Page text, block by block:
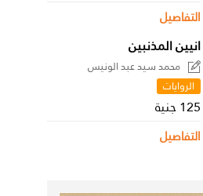
التفاصيل
انيين المذنبين
محمد سيد عبد الونيس
الروايات
125 جنية
التفاصيل